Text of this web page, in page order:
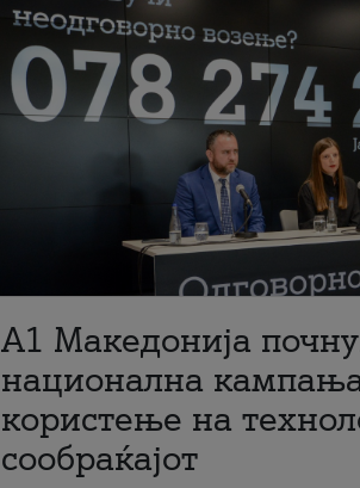
A1 Македонија
национална
користење на
сообраќајот